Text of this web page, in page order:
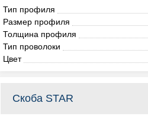
Тип профиля
Размер профиля
Толщина профиля
Тип проволоки
Цвет
Скоба STAR